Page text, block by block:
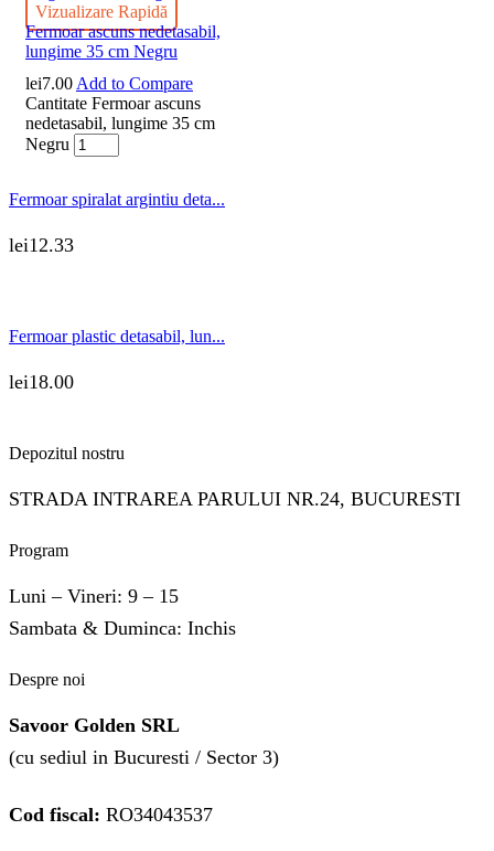
Vizualizare Rapidă
Fermoar ascuns nedetasabil,
lungime 35 cm Negru
lei7.00 Add to Compare
Cantitate Fermoar ascuns
nedetasabil, lungime 35 cm
Negru
Fermoar spiralat argintiu deta...
lei12.33
Fermoar plastic detasabil, lun...
lei18.00
Depozitul nostru
STRADA INTRAREA PARULUI NR.24, BUCURESTI
Program
Luni – Vineri: 9 – 15
Sambata & Duminca: Inchis
Despre noi
Savoor Golden SRL
(cu sediul in Bucuresti / Sector 3)
Cod fiscal: RO34043537